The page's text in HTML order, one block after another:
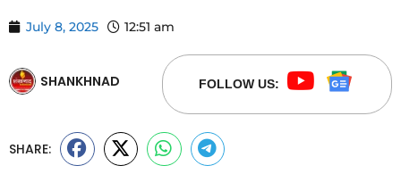
July 8, 2025 12:51 am
SHANKHNAD FOLLOW US:
SHARE: